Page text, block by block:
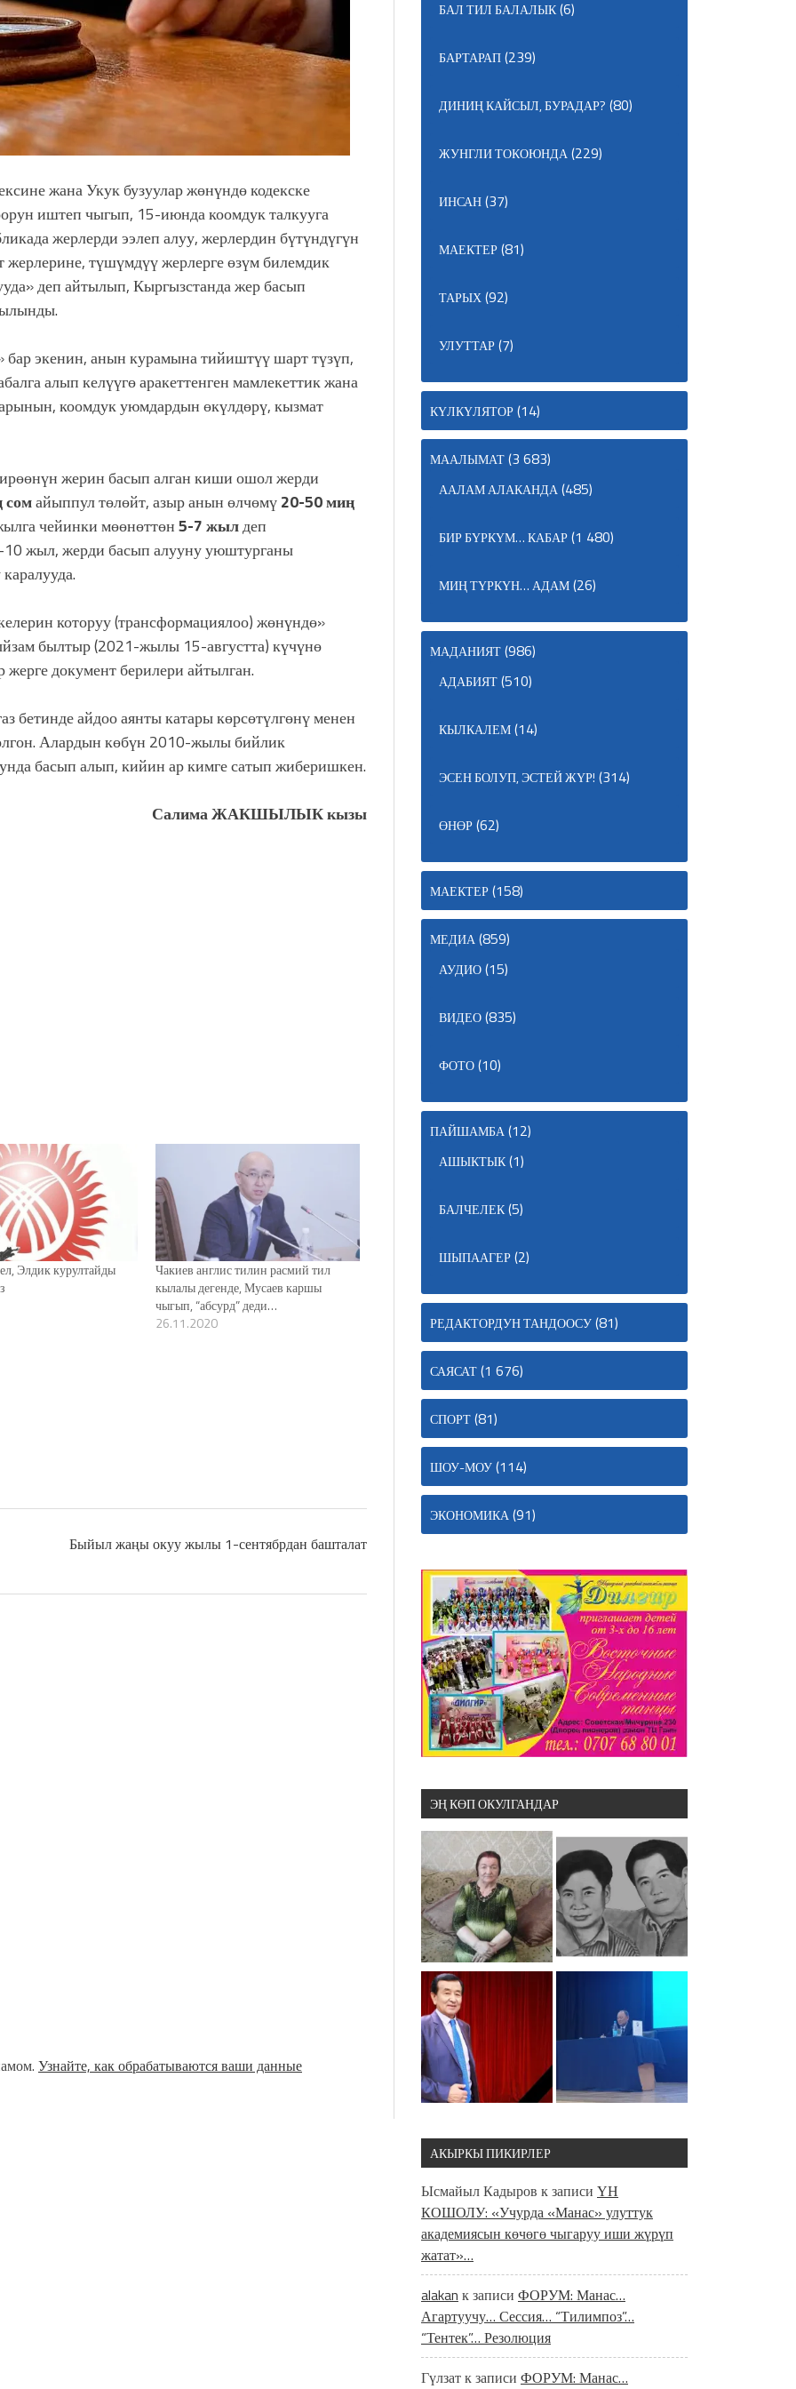
жана Укук бузуулар жөнүндө кодекске
иштеп чыгып, 15-июнда коомдук талкууга
жерлерди ээлеп алуу, жерлердин бүтүндүгүн
жерлерине, түшүмдүү жерлерге өзүм билемдик
деп айтылып, Кыргызстанда жер басып
экенин, анын курамына тийиштүү шарт түзүп,
алып келүүгө аракеттенген мамлекеттик жана
коомдук уюмдардын өкүлдөрү, кызмат
жерин басып алган киши ошол жерди
сомайыппул төлөйт, азыр анын өлчөмү20-50 миң
чейинки мөөнөттөн5-7 жылдеп
10 жыл, жерди басып алууну уюштурганы
которуу (трансформациялоо) жөнүндө»
былтыр (2021-жылы 15-августта) күчүнө
документ берилери айтылган.
бетинде айдоо аянты катары көрсөтүлгөнү менен
Алардын көбүн 2010-жылы бийлик
басып алып, кийин ар кимге сатып жиберишкен.
Салима ЖАКШЫЛЫК кызы
Элдик курултайды
Чакиев англис тилин расмий тил
кылалы дегенде, Мусаев каршы
чыгып, “абсурд” деди…
26.11.2020
Быйыл жаңы окуу жылы 1-сентябрдан башталат
Узнайте, как обрабатываются ваши данные
БАЛ ТИЛ БАЛАЛЫК(6)
БАРТАРАП(239)
ДИНИҢ КАЙСЫЛ, БУРАДАР? (80)
ЖУНГЛИ ТОКОЮНДА(229)
ИНСАН(37)
МАЕКТЕР(81)
ТАРЫХ(92)
УЛУТТАР(7)
КҮЛКҮЛЯТОР(14)
МААЛЫМАТ(3 683)
ААЛАМ АЛАКАНДА(485)
БИР БҮРКҮМ… КАБАР(1 480)
МИҢ ТҮРКҮН… АДАМ(26)
МАДАНИЯТ(986)
АДАБИЯТ(510)
КЫЛКАЛЕМ(14)
ЭСЕН БОЛУП, ЭСТЕЙ ЖҮР! (314)
ӨНӨР(62)
МАЕКТЕР(158)
МЕДИА(859)
АУДИО(15)
ВИДЕО(835)
ФОТО(10)
ПАЙШАМБА(12)
АШЫКТЫК(1)
БАЛЧЕЛЕК(5)
ШЫПААГЕР(2)
РЕДАКТОРДУН ТАНДООСУ(81)
САЯСАТ(1 676)
СПОРТ(81)
ШОУ-МОУ(114)
ЭКОНОМИКА(91)
ЭҢ КӨП ОКУЛГАНДАР
АКЫРКЫ ПИКИРЛЕР
Ысмайыл Кадыров к записи ҮН
КОШОЛУ: «Учурда «Манас» улуттук
академиясын көчөгө чыгаруу иши жүрүп
жатат»…
alakan к записи ФОРУМ: Манас…
Агартуучу… Сессия… “Тилимпоз”…
“Тентек”… Резолюция
Гүлзатк записи ФОРУМ: Манас…